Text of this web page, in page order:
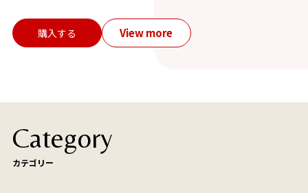
購入する View more
Category
カテゴリー